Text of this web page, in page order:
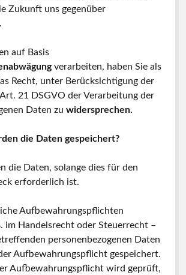
Zukunft uns gegenüber
auf Basis
verarbeiten, haben Sie als
Recht, unter Berücksichtigung der
21 DSGVO der Verarbeitung der
Daten zu widersprechen.
die Daten gespeichert?
die Daten, solange dies für den
erforderlich ist.
Aufbewahrungspflichten
im Handelsrecht oder Steuerrecht –
personenbezogenen Daten
Aufbewahrungspflicht gespeichert.
Aufbewahrungspflicht wird geprüft,